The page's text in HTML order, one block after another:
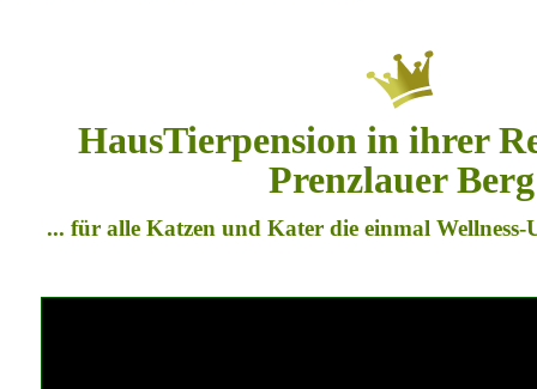
HausTierpension in ihrer
Prenzlauer Berg
... für alle Katzen und Kater die einmal